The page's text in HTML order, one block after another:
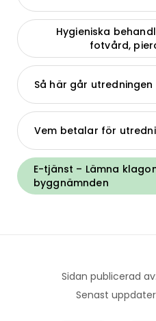
Hygieniska
fotvård,
Så här går utredningen
Vem betalar för
E-tjänst – Lämna
byggnämnden
Sidan publicerad
Senast